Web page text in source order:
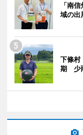
「南
域の出
下條村
期 少